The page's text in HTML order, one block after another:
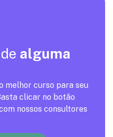
alguma
melhor curso para seu
clicar no botão
nossos consultores